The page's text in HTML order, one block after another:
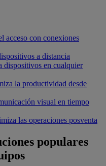
acceso con conexiones
a distancia
dispositivos en cualquier
la productividad desde
visual en tiempo
las operaciones posventa
populares